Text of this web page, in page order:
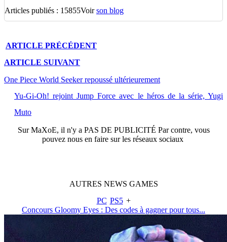
Articles publiés : 15855Voirson blog
ARTICLE PRÉCÉDENT
ARTICLE SUIVANT
One Piece World Seeker repoussé ultérieurement
Yu-Gi-Oh! rejoint Jump Force avec le héros de la série, Yugi
Muto
SurMaXoE, il n'y a PAS DE PUBLICITÉ Par contre, vous
pouvez nous en faire sur les réseaux sociaux
AUTRES NEWS GAMES
PC PS5 +
Concours Gloomy Eyes : Des codes à gagner pour tous...